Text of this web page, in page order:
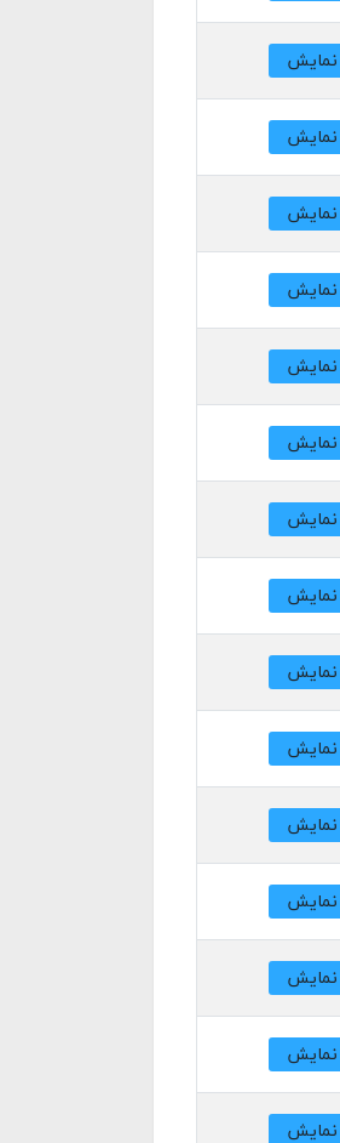
نمایش
نمایش
نمایش
نمایش
نمایش
نمایش
نمایش
نمایش
نمایش
نمایش
نمایش
نمایش
نمایش
نمایش
نمایش